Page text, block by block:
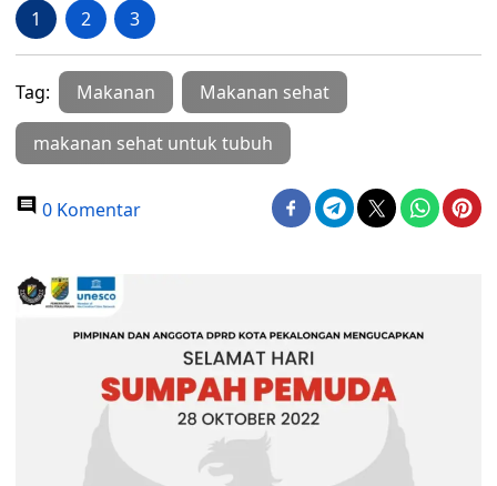
1 2 3
Tag: Makanan Makanan sehat
makanan sehat untuk tubuh
0 Komentar